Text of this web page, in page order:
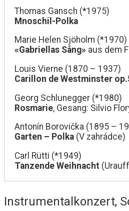
Thomas Gansch (*1975)
Mnoschil-Polka
Marie Helen Sjöholm (*1970)
«Gabriellas Sång» aus dem
Louis Vierne (1870 – 1937)
Carillon de Westminster
Georg Schlunegger (*1980)
Rosmarie, Gesang: Silvio
Antonín Borovička (1895 –
Garten – Polka (V zahrádce)
Carl Rütti (*1949)
Tanzende Weihnacht
Instrumentalkonzert,